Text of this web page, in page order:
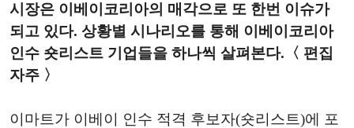
시장은 이베이코리아의 매각으로 또 한번 이슈가
되고 있다. 상황별 시나리오를 통해 이베이코리아
인수 숏리스트 기업들을 하나씩 살펴본다.〈 편집
자주 〉
이마트가 이베이 인수 적격 후보자(숏리스트)에 포